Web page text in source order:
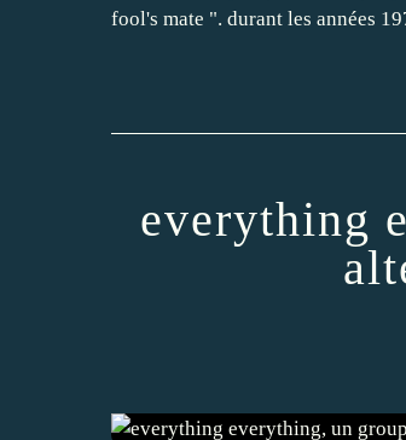
fool's mate ". durant les années
everything